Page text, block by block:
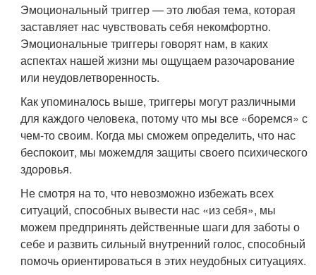
Эмоциональный триггер — это любая тема, которая
заставляет нас чувствовать себя некомфортно.
Эмоциональные триггеры говорят нам, в каких
аспектах нашей жизни мы ощущаем разочарование
или неудовлетворенность.
Как упоминалось выше, триггеры могут различными
для каждого человека, потому что мы все «боремся» с
чем-то своим. Когда мы сможем определить, что нас
беспокоит, мы можемдля защиты своего психического
здоровья.
Не смотря на то, что невозможно избежать всех
ситуаций, способных вывести нас «из себя», мы
можем предпринять действенные шаги для заботы о
себе и развить сильный внутренний голос, способный
помочь ориентироваться в этих неудобных ситуациях.